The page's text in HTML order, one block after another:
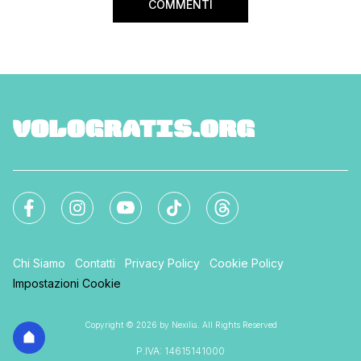
COMMENTI
Chi Siamo Contatti Privacy Policy
Cookie Policy
Impostazioni Cookie
Copyright © 2026 by Nexilia. All Rights Reserved
P.IVA: 14615141000